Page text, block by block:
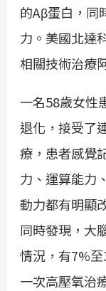
的Aβ蛋白，同
力。美國北達
相關技術治療
一名58歲女性
退化，接受了
療，患者感覺
力、運算能力
動力都有明顯
同時發現，大
情況，有7%
一次高壓氧治